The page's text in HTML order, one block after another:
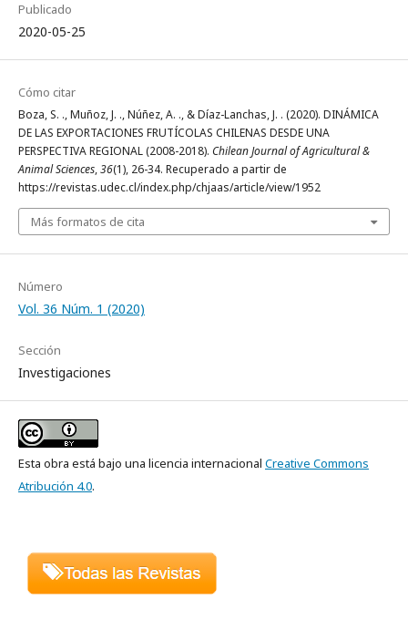
Publicado
2020-05-25
Cómo citar
Boza, S. ., Muñoz, J. ., Núñez, A. ., & Díaz-Lanchas, J. . (2020). DINÁMICA
DE LAS EXPORTACIONES FRUTÍCOLAS CHILENAS DESDE UNA
PERSPECTIVA REGIONAL (2008-2018). Chilean Journal of Agricultural &
Animal Sciences,36(1), 26-34. Recuperado a partir de
https://revistas.udec.cl/index.php/chjaas/article/view/1952
Más formatos de cita
Número
Vol. 36 Núm. 1 (2020)
Sección
Investigaciones
Esta obra está bajo una licencia internacional Creative Commons
Atribución 4.0.